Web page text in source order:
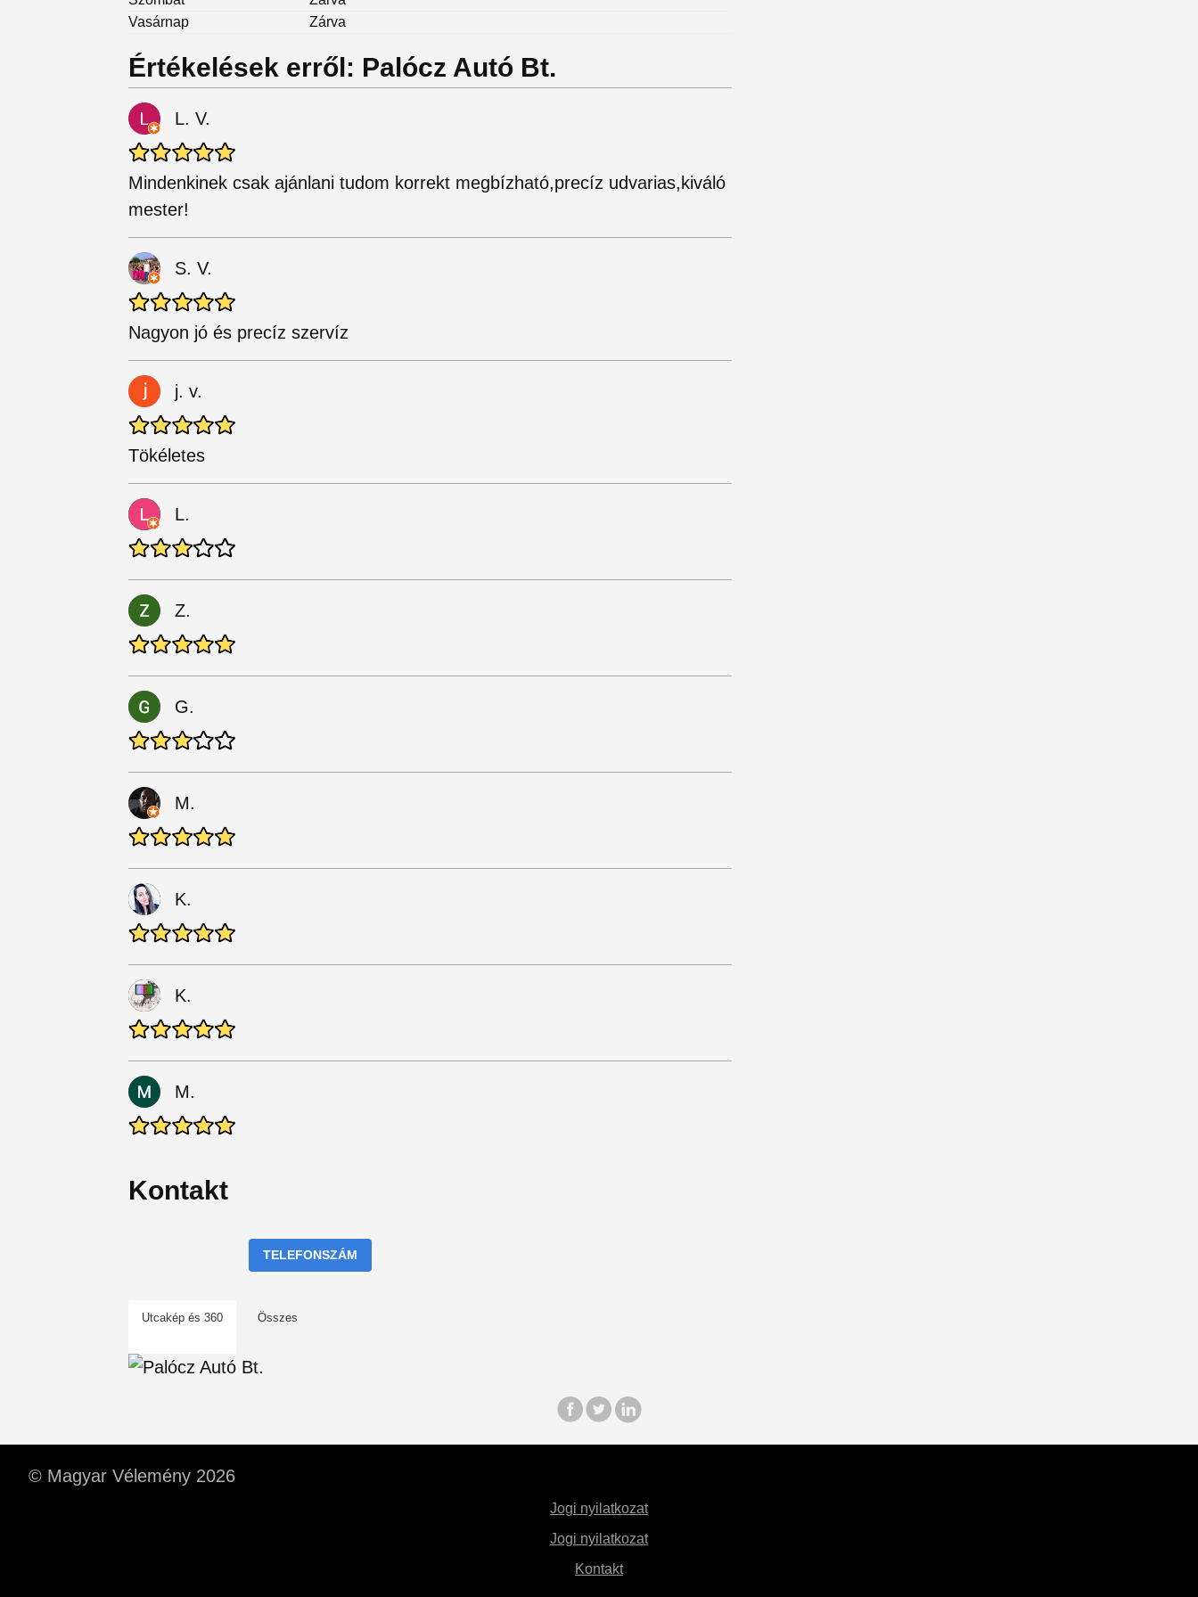
Vasárnap
Zárva
Értékelések erről: Palócz Autó Bt.
L. V.
Mindenkinek csak ajánlani tudom korrekt megbízható,precíz udvarias,kiváló
mester!
S. V.
Nagyon jó és precíz szervíz
j. v.
Tökéletes
L.
Z.
G.
M.
K.
K.
M.
Kontakt
TELEFONSZÁM
Utcakép és 360 Összes
© Magyar Vélemény 2026
Jogi nyilatkozat
Jogi nyilatkozat
Kontakt